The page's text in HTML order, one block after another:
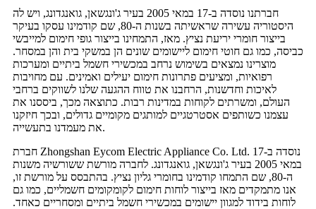
חברתנו נוסדה ב-17 במאי 2005 בעיר ג'ונגשאן, גואנגדונג, ויש לה
היסטוריה עשירה שראשיתה בשנות ה-80, שם קודמינו עסקו בעיקר
בייצור חומרי יריעת נציץ. מאז, התמחינו בייצור גופי חימום למייבשי
כביסה, כמו גם חוטי חימום ליישומים שונים הן במשקי בית והן במסחר.
מוצרינו נמצאים בשימוש נרחב במכשירי חשמל ביתיים ומערכות
רפואיות, ומציעים פתרונות חימום יעילים ואמינים. עם מחויבות
לאיכות וחדשנות, הרחבנו את טווח ההגעה שלנו לשווקים ברחבי
העולם, ומשרתים לקוחות במדינות רבות. כתוצאה מכך, ביססנו את
עצמנו כשותפים אסטרטגיים למותגים מקומיים גדולים, ובכך חיזקנו
את מעמדנו בתעשייה.
חברת Zhongshan Eycom Electric Appliance Co. Ltd. נוסדה ב-17
במאי 2005 בעיר ג'ונגשאן, גואנגדונג. לחברה מורשת ששורשיה משנות
ה-80, שם התמחו קודמינו בחומרי גליון נציץ. בהתבסס על מורשת זו,
אנו מתמקדים מאז בייצור לוחות חימום לקומקומים חשמליים, כמו גם
לוחות בידוד למגוון יישומים במכשירי חשמל ביתיים ומסחריים כאחד.